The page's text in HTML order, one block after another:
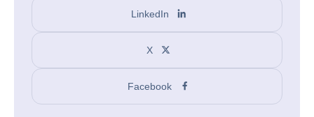
LinkedIn
X
Facebook